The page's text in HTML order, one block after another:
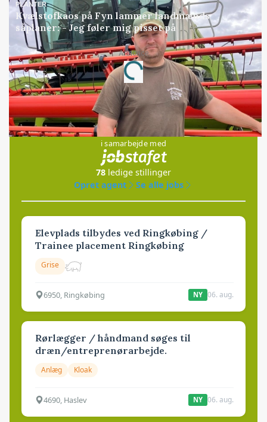
PLANTER
Kvælstofkaos på Fyn lammer landmænds
såplaner: - Jeg føler mig pisset på
Annonce
Loading...
Jobs
i samarbejde med
78 ledige stillinger
Opret agent
Se alle jobs
Elevplads tilbydes ved Ringkøbing /
Trainee placement Ringkøbing
Grise
6950, Ringkøbing NY 06. aug.
Rørlægger / håndmand søges til
dræn/entreprenørarbejde.
Anlæg Kloak
4690, Haslev NY 06. aug.